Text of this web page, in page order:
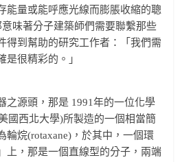
能量或能呼應光線而膨脹收縮的聰
味著分子建築師們需要聯繫那些
得到幫助的研究工作者：「我們需
是很精彩的。」
之源頭，那是 1991年的一位化學
國西北大學)所製造的一個相當簡
輪烷(rotaxane)，於其中，一個環
上，那是一個直線型的分子，兩端